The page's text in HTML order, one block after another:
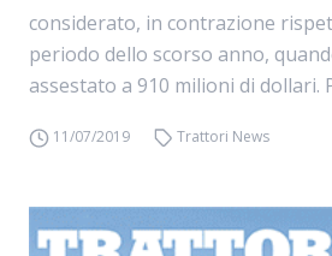
considerato, in contrazione
periodo dello scorso anno,
assestato a 910 milioni di dollari.
11/07/2019 Trattori News